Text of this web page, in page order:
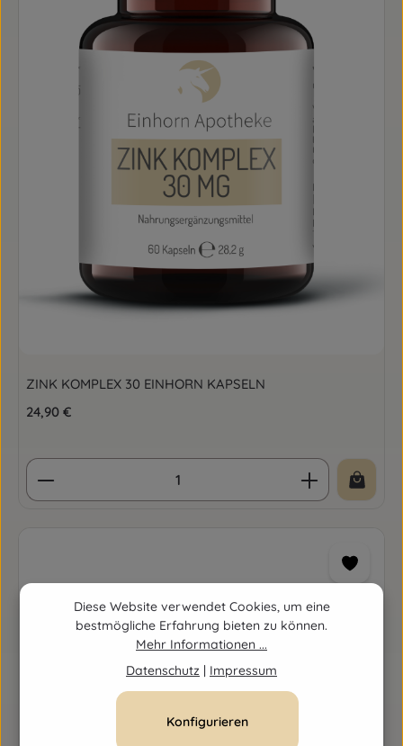
ZINK KOMPLEX 30 EINHORN KAPSELN
Regulärer Preis:
24,90 €
Produkt Anzahl: Gib den gewünschten Wert
Diese Website verwendet Cookies, um eine
bestmögliche Erfahrung bieten zu können.
Mehr Informationen ...
Datenschutz | Impressum
Konfigurieren